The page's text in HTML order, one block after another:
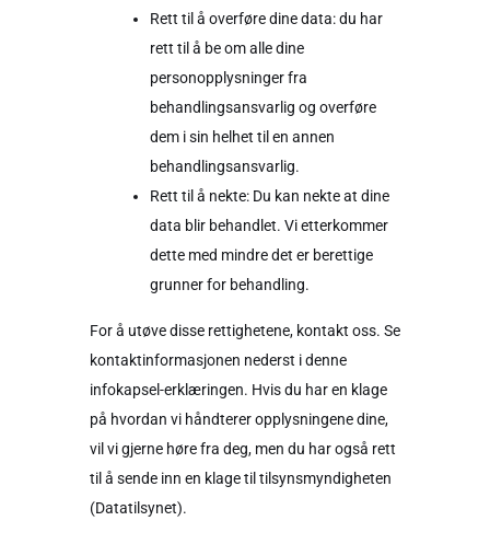
Rett til å overføre dine data: du har
rett til å be om alle dine
personopplysninger fra
behandlingsansvarlig og overføre
dem i sin helhet til en annen
behandlingsansvarlig.
Rett til å nekte: Du kan nekte at dine
data blir behandlet. Vi etterkommer
dette med mindre det er berettige
grunner for behandling.
For å utøve disse rettighetene, kontakt oss. Se
kontaktinformasjonen nederst i denne
infokapsel-erklæringen. Hvis du har en klage
på hvordan vi håndterer opplysningene dine,
vil vi gjerne høre fra deg, men du har også rett
til å sende inn en klage til tilsynsmyndigheten
(Datatilsynet).